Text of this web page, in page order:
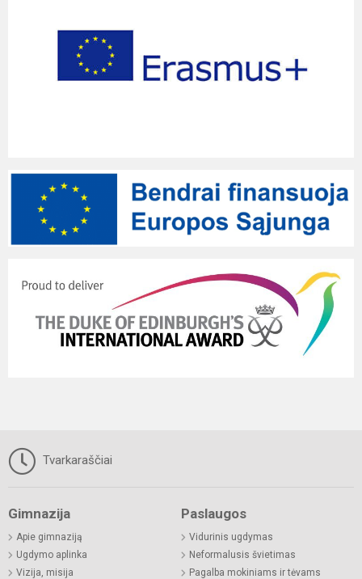
Tvarkaraščiai
Gimnazija
Apie gimnaziją
Ugdymo aplinka
Vizija, misija
Paslaugos
Vidurinis ugdymas
Neformalusis švietimas
Pagalba mokiniams ir tėvams